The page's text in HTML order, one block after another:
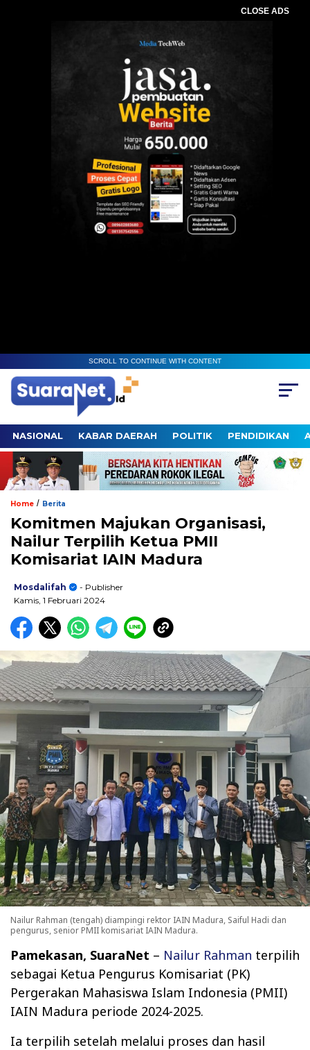
CLOSE ADS
SCROLL TO CONTINUE WITH CONTENT
NASIONAL KABAR DAERAH POLITIK PENDIDIKAN
Home / Berita
Komitmen Majukan Organisasi,
Nailur Terpilih Ketua PMII
Komisariat IAIN Madura
Mosdalifah
- Publisher
Kamis, 1 Februari 2024
Nailur Rahman (tengah) diampingi rektor IAIN Madura, Saiful Hadi dan
pengurus, senior PMII komisariat IAIN Madura.
Pamekasan, SuaraNet – Nailur Rahman terpilih
sebagai Ketua Pengurus Komisariat (PK)
Pergerakan Mahasiswa Islam Indonesia (PMII)
IAIN Madura periode 2024-2025.
Ia terpilih setelah melalui proses dan hasil